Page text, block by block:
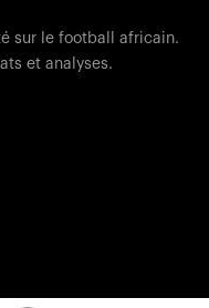
sur le football africain.
et analyses.